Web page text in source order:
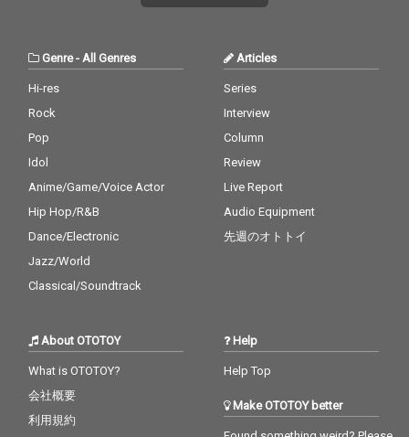
ューミーな作品。
Genre-All Genres
Hi-res
Rock
Pop
Idol
Anime/Game/Voice Actor
Hip Hop/R&B
Dance/Electronic
Jazz/World
Classical/Soundtrack
Articles
Series
Interview
Column
Review
Live Report
Audio Equipment
先週のオトトイ
About OTOTOY
What is OTOTOY?
会社概要
利用規約
Help
Help Top
Make OTOTOY better